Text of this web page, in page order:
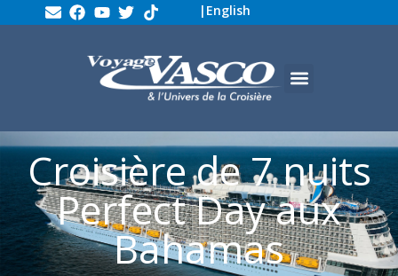
| English
Croisière de 7 nuits
Perfect Day aux
Bahamas